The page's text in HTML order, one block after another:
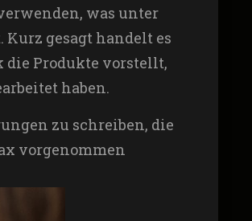
was unter
gesagt handelt es
die Produkte vorstellt,
haben.
zu schreiben, die
vorgenommen